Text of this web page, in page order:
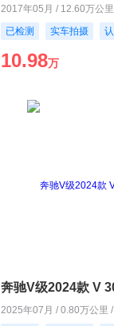
2017年05月 / 12.60万公
已检测
实车拍摄
10.98万
奔驰V级2024款 V
2025年07月 / 0.80万公里